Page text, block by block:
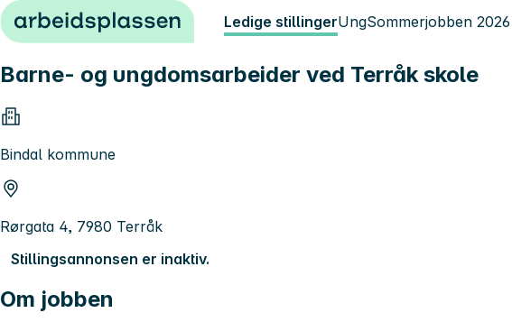
Hopp til innhold Ledige stillingerUngSommerjobben 2026
Barne- og ungdomsarbeider ved Terråk skole
Bindal kommune
Rørgata 4, 7980 Terråk
Stillingsannonsen er inaktiv.
Om jobben